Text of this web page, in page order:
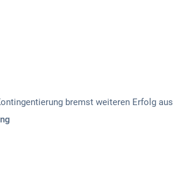
bremst weiteren Erfolg aus